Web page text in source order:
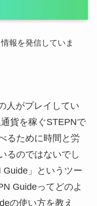
報を発信していま
人がプレイしてい
貨を稼ぐSTEPNで
るために時間と労
るのではないでし
Guide」というツー
Guideってどのよ
の使い方を教え